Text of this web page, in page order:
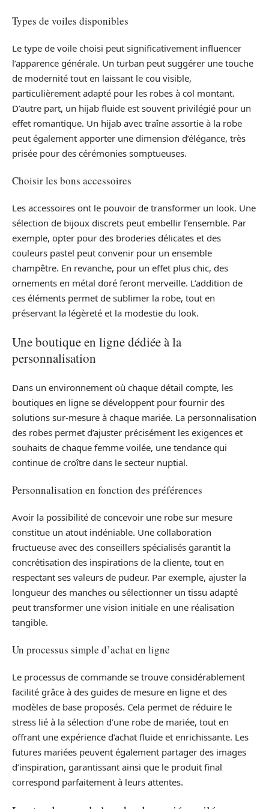
Types de voiles disponibles
Le type de voile choisi peut significativement influencer
l’apparence générale. Un turban peut suggérer une touche
de modernité tout en laissant le cou visible,
particulièrement adapté pour les robes à col montant.
D’autre part, un hijab fluide est souvent privilégié pour un
effet romantique. Un hijab avec traîne assortie à la robe
peut également apporter une dimension d’élégance, très
prisée pour des cérémonies somptueuses.
Choisir les bons accessoires
Les accessoires ont le pouvoir de transformer un look. Une
sélection de bijoux discrets peut embellir l’ensemble. Par
exemple, opter pour des broderies délicates et des
couleurs pastel peut convenir pour un ensemble
champêtre. En revanche, pour un effet plus chic, des
ornements en métal doré feront merveille. L’addition de
ces éléments permet de sublimer la robe, tout en
préservant la légèreté et la modestie du look.
Une boutique en ligne dédiée à la
personnalisation
Dans un environnement où chaque détail compte, les
boutiques en ligne se développent pour fournir des
solutions sur-mesure à chaque mariée. La personnalisation
des robes permet d’ajuster précisément les exigences et
souhaits de chaque femme voilée, une tendance qui
continue de croître dans le secteur nuptial.
Personnalisation en fonction des préférences
Avoir la possibilité de concevoir une robe sur mesure
constitue un atout indéniable. Une collaboration
fructueuse avec des conseillers spécialisés garantit la
concrétisation des inspirations de la cliente, tout en
respectant ses valeurs de pudeur. Par exemple, ajuster la
longueur des manches ou sélectionner un tissu adapté
peut transformer une vision initiale en une réalisation
tangible.
Un processus simple d’achat en ligne
Le processus de commande se trouve considérablement
facilité grâce à des guides de mesure en ligne et des
modèles de base proposés. Cela permet de réduire le
stress lié à la sélection d’une robe de mariée, tout en
offrant une expérience d’achat fluide et enrichissante. Les
futures mariées peuvent également partager des images
d’inspiration, garantissant ainsi que le produit final
correspond parfaitement à leurs attentes.